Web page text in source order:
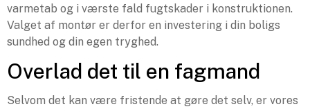
varmetab og i værste fald fugtskader i konstruktionen.
Valget af montør er derfor en investering i din boligs
sundhed og din egen tryghed.
Overlad det til en fagmand
Selvom det kan være fristende at gøre det selv, er vores